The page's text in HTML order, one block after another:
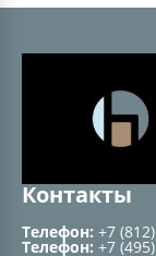
Контакты
Телефон: +7
Телефон: +7